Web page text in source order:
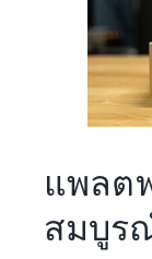
แพลต
สมบูร